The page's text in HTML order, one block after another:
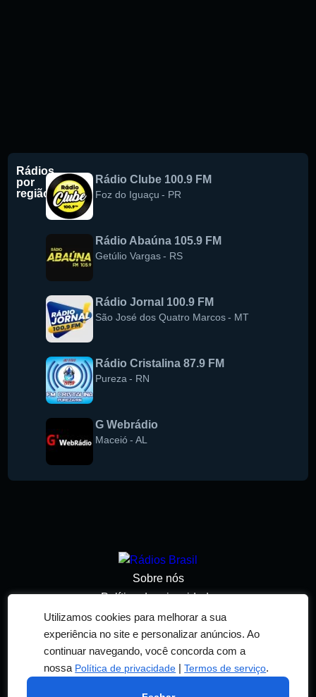
Utilizamos cookies para melhorar a sua
experiência no site e personalizar anúncios. Ao
continuar navegando, você concorda com a
nossa Política de privacidade |Termos de serviço.
Rádios
por
região
Rádio Clube 100.9 FM
Foz do Iguaçu - PR
Rádio Abaúna 105.9 FM
Getúlio Vargas- RS
Rádio Jornal 100.9 FM
São José dos Quatro Marcos- MT
Rádio Cristalina 87.9 FM
Pureza - RN
G Webrádio
Maceió-AL
Sobre nós
Política de privacidade
Termos de serviço
Adicionar rádio
Contato
© 2026 RÁDIOS BRASIL. TODOS OS DIREITOS
RESERVADOS. DESENVOLVIDO POR